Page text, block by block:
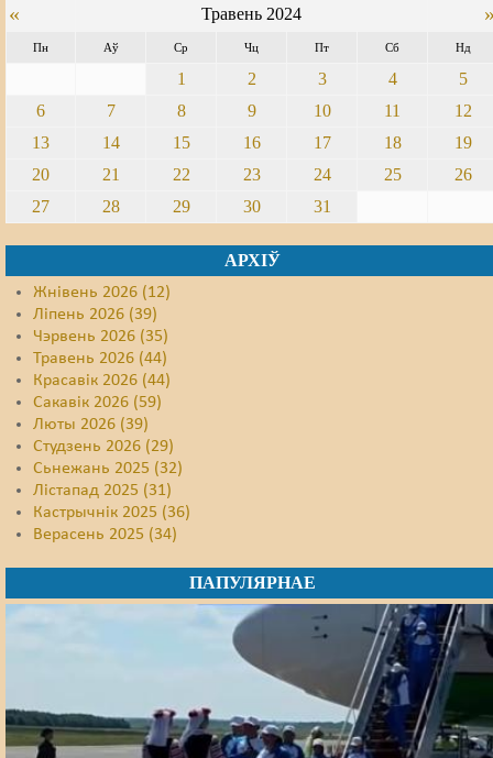
« Травень 2024
Пн Аў Ср Чц Пт Сб Нд
1 2 3 4
5
6
7 8 9 10 11
12
13
14 15 16 17 18
19
20
21 22 23 24 25
26
27
28 29 30 31
АРХІЎ
Жнівень 2026 (12)
Ліпень 2026 (39)
Чэрвень 2026 (35)
Травень 2026 (44)
Красавік 2026 (44)
Сакавік 2026 (59)
Люты 2026 (39)
Студзень 2026 (29)
Сьнежань 2025 (32)
Лістапад 2025 (31)
Кастрычнік 2025 (36)
Верасень 2025 (34)
ПАПУЛЯРНАЕ